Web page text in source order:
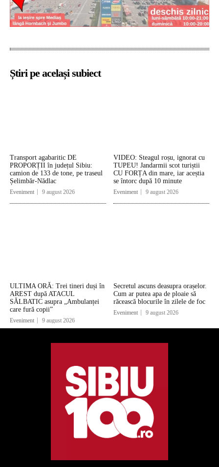
Știri pe același subiect
Transport agabaritic DE
PROPORȚII în județul Sibiu:
camion de 133 de tone, pe traseul
Șelimbăr-Nădlac
Eveniment 9 august 2026
VIDEO: Steagul roșu, ignorat cu
TUPEU! Jandarmii scot turiștii
CU FORȚA din mare, iar aceștia
se întorc după 10 minute
Eveniment 9 august 2026
ULTIMA ORĂ: Trei tineri duși în
AREST după ATACUL
SĂLBATIC asupra „Ambulanței
care fură copii”
Eveniment 9 august 2026
Secretul ascuns deasupra orașelor.
Cum ar putea apa de ploaie să
răcească blocurile în zilele de foc
Eveniment 9 august 2026